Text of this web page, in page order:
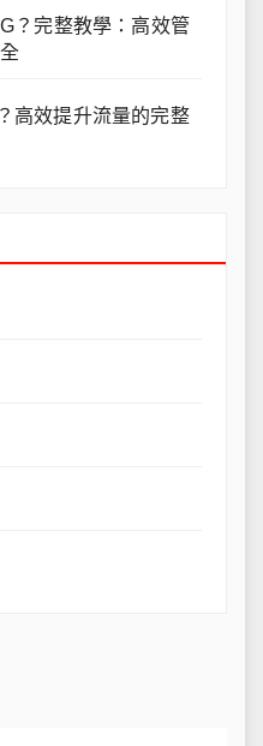
？完整教學：高效管
高效提升流量的完整